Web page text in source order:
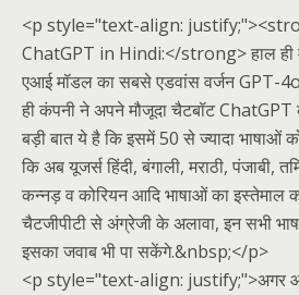
<p style="text-align:
ChatGPT in Hindi:</strong> हाल ही
एआई मॉडल का सबसे एडवांस वर्जन GPT-
ही कंपनी ने अपने मौजूदा चैटबॉट ChatGPT
बड़ी बात ये है कि इसमें 50 से ज्यादा भाषाओं को
कि अब यूजर्स हिंदी, बंगाली, मराठी, पंजाबी,
कन्नड़ व कोरियन आदि भाषाओं का
चैटजीपीटी से अंग्रेजी के अलावा, इन सभी
इसका जवाब भी पा सकेंगे.&nbsp;</p>
<p style="text-align: justify;">अगर